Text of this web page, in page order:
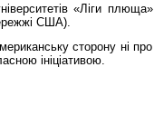
«Ліги плюща»
США).
сторону ні про
ініціативою.